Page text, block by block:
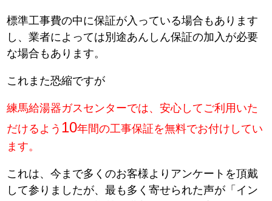
標準工事費の中に保証が入っている場合もあります
し、業者によっては別途あんしん保証の加入が必要
な場合もあります。
これまた恐縮ですが
練馬給湯器ガスセンターでは、安心してご利用いた
だけるよう 10年間の工事保証を無料でお付けしてい
ます。
これは、今まで多くのお客様よりアンケートを頂戴
して参りましたが、最も多く寄せられた声が「イン